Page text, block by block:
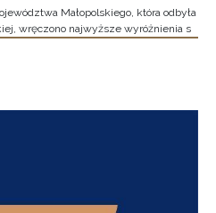
Małopolskiego, która odbyła
wręczono najwyższe wyróżnienia s